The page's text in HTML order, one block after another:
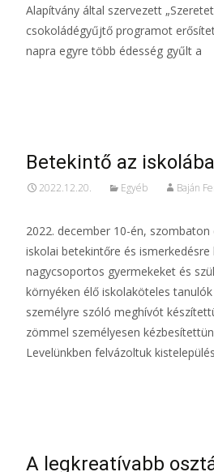
Alapítvány által szervezett
csokoládégyűjtő programot
napra egyre több édesség gyűlt a
Betekintő az iskolába
2022.12.20. Egyéb Baján
2022. december 10-én, szombaton
iskolai betekintőre és ismerkedésre
nagycsoportos gyermekeket és
környéken élő iskolaköteles
személyre szóló meghívót
zömmel személyesen
Levelünkben felvázoltuk
A legkreatívabb